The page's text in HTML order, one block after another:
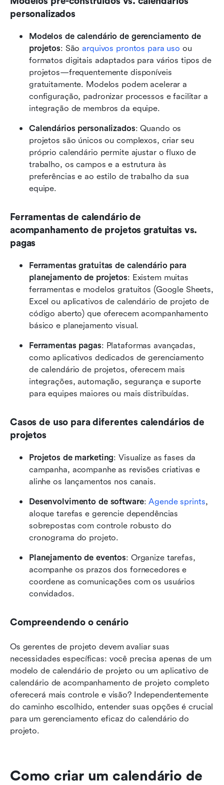
personalizados
Modelos de calendário de gerenciamento de
projetos: São arquivos prontos para uso ou
formatos digitais adaptados para vários tipos de
projetos—frequentemente disponíveis
gratuitamente. Modelos podem acelerar a
configuração, padronizar processos e facilitar a
integração de membros da equipe.
Calendários personalizados: Quando os
projetos são únicos ou complexos, criar seu
próprio calendário permite ajustar o fluxo de
trabalho, os campos e a estrutura às
preferências e ao estilo de trabalho da sua
equipe.
Ferramentas de calendário de
acompanhamento de projetos gratuitas vs.
pagas
Ferramentas gratuitas de calendário para
planejamento de projetos: Existem muitas
ferramentas e modelos gratuitos (Google Sheets,
Excel ou aplicativos de calendário de projeto de
código aberto) que oferecem acompanhamento
básico e planejamento visual.
Ferramentas pagas: Plataformas avançadas,
como aplicativos dedicados de gerenciamento
de calendário de projetos, oferecem mais
integrações, automação, segurança e suporte
para equipes maiores ou mais distribuídas.
Casos de uso para diferentes calendários de
projetos
Projetos de marketing: Visualize as fases da
campanha, acompanhe as revisões criativas e
alinhe os lançamentos nos canais.
Desenvolvimento de software: Agende sprints,
aloque tarefas e gerencie dependências
sobrepostas com controle robusto do
cronograma do projeto.
Planejamento de eventos: Organize tarefas,
acompanhe os prazos dos fornecedores e
coordene as comunicações com os usuários
convidados.
Compreendendo o cenário
Os gerentes de projeto devem avaliar suas
necessidades específicas: você precisa apenas de um
modelo de calendário de projeto ou um aplicativo de
calendário de acompanhamento de projeto completo
oferecerá mais controle e visão? Independentemente
do caminho escolhido, entender suas opções é crucial
para um gerenciamento eficaz do calendário do
projeto.
Como criar um calendário de